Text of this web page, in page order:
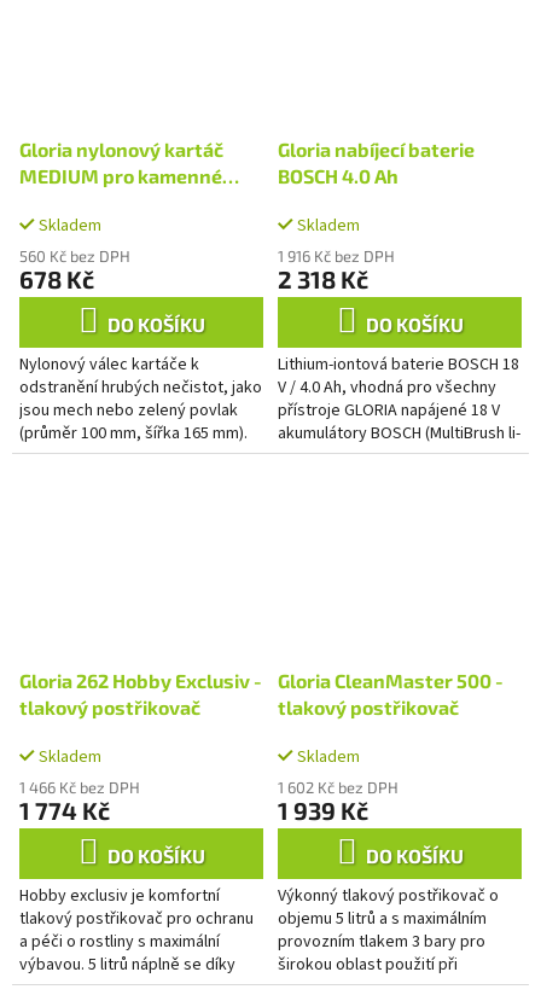
Gloria nylonový kartáč
MEDIUM pro kamenné
Skladem
560 Kč bez DPH
678 Kč
DO KOŠÍKU
Nylonový válec kartáče k
odstranění hrubých nečistot, jako
jsou mech nebo zelený povlak
(průměr 100 mm, šířka 165 mm).
Vhodný pro hrubé i hladké
Gloria nabíjecí baterie
BOSCH 4.0 Ah
Skladem
1 916 Kč bez DPH
2 318 Kč
DO KOŠÍKU
Lithium-iontová baterie BOSCH 18
V / 4.0 Ah, vhodná pro všechny
přístroje GLORIA napájené 18 V
akumulátory BOSCH (MultiBrush li-
on, WeedBrush li-on a MultiJet
Gloria 262 Hobby Exclusiv -
tlakový postřikovač
Skladem
1 466 Kč bez DPH
1 774 Kč
DO KOŠÍKU
Hobby exclusiv je komfortní
tlakový postřikovač pro ochranu
a péči o rostliny s maximální
výbavou. 5 litrů náplně se díky
speciální výkonné tlakové pumpě
Gloria CleanMaster 500 -
tlakový postřikovač
Skladem
1 602 Kč bez DPH
1 939 Kč
DO KOŠÍKU
Výkonný tlakový postřikovač o
objemu 5 litrů a s maximálním
provozním tlakem 3 bary pro
širokou oblast použití při
profesionálním čištění. Nejlépe